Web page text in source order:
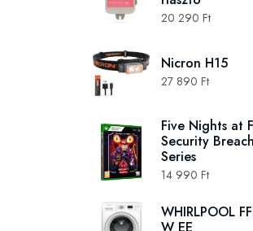
20 290 Ft
Nicron H15
27 890 Ft
Five Nights at
Security
Series
14 990 Ft
WHIRLPOOL